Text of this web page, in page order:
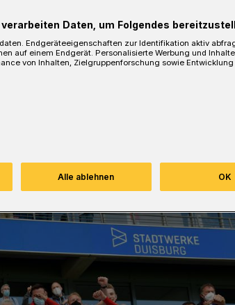
Daten, um Folgendes
Endgeräteeigenschaften zur Identifikation aktiv
auf einem Endgerät. Personalisierte Werbung und
von Inhalten, Zielgruppenforschung sowie Entwicklung
Alle ablehnen OK